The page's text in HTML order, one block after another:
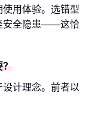
用体验。选错型
安全隐患——这恰
计理念。前者以